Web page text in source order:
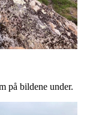
på bildene under.